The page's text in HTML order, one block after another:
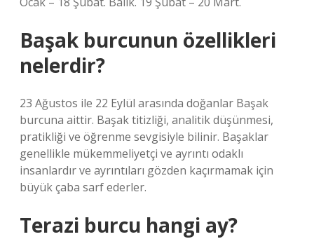
Başak burcunun özellikleri
nelerdir?
23 Ağustos ile 22 Eylül arasında doğanlar Başak
burcuna aittir. Başak titizliği, analitik düşünmesi,
pratikliği ve öğrenme sevgisiyle bilinir. Başaklar
genellikle mükemmeliyetçi ve ayrıntı odaklı
insanlardır ve ayrıntıları gözden kaçırmamak için
büyük çaba sarf ederler.
Terazi burcu hangi ay?